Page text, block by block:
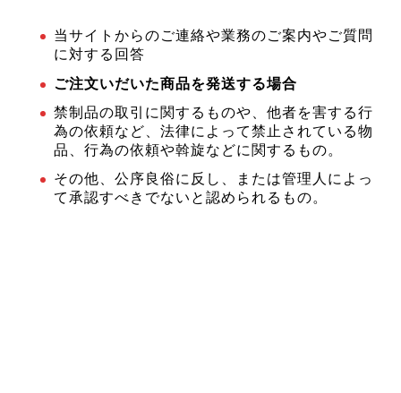
当サイトからのご連絡や業務のご案内やご質問
に対する回答
ご注文いだいた商品を発送する場合
禁制品の取引に関するものや、他者を害する行
為の依頼など、法律によって禁止されている物
品、行為の依頼や斡旋などに関するもの。
その他、公序良俗に反し、または管理人によっ
て承認すべきでないと認められるもの。